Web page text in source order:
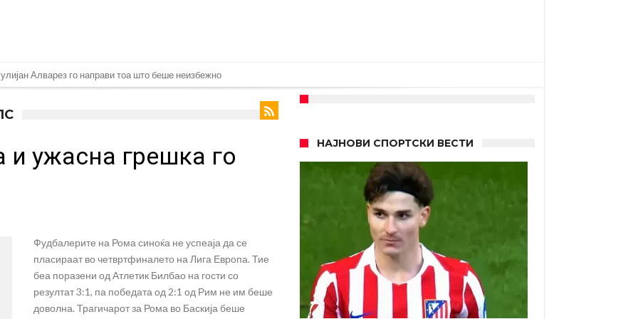
прегледи во Арсенал
во тимот на Интер Мајами
Торес
на Инстаграм откако Реал му понуди нов договор
за Баркола, ПСЖ веднаш побара уште 50 милиони
на Манчестер Јунајтед
остане во Милан
во Истанбул
и ужасна грешка го
Фудбалерите на Рома синоќа не успеаја да се
пласираат во четвртфиналето на Лига Европа. Тие
беа поразени од Атлетик Билбао на гости со
резултат 3:1, па победата од 2:1 од Рим не им беше
доволна. Трагичарот за Рома во Баскија беше
НАЈНОВИ СПОРТСКИ ВЕСТИ